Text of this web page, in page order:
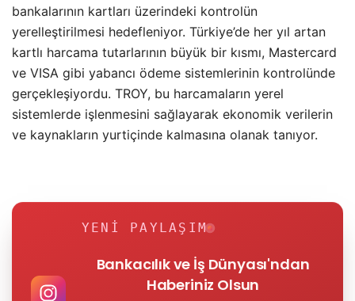
bankalarının kartları üzerindeki kontrolün
yerelleştirilmesi hedefleniyor. Türkiye’de her yıl artan
kartlı harcama tutarlarının büyük bir kısmı, Mastercard
ve VISA gibi yabancı ödeme sistemlerinin kontrolünde
gerçekleşiyordu. TROY, bu harcamaların yerel
sistemlerde işlenmesini sağlayarak ekonomik verilerin
ve kaynakların yurtiçinde kalmasına olanak tanıyor.
YENI PAYLAŞIM
Bankacılık ve İş Dünyası'ndan
Haberiniz Olsun